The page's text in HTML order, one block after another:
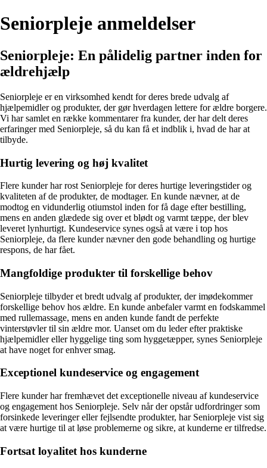
Seniorpleje anmeldelser
Seniorpleje: En pålidelig partner inden for
ældrehjælp
Seniorpleje er en virksomhed kendt for deres brede udvalg af
hjælpemidler og produkter, der gør hverdagen lettere for ældre borgere.
Vi har samlet en række kommentarer fra kunder, der har delt deres
erfaringer med Seniorpleje, så du kan få et indblik i, hvad de har at
tilbyde.
Hurtig levering og høj kvalitet
Flere kunder har rost Seniorpleje for deres hurtige leveringstider og
kvaliteten af de produkter, de modtager. En kunde nævner, at de
modtog en vidunderlig otiumstol inden for få dage efter bestilling,
mens en anden glædede sig over et blødt og varmt tæppe, der blev
leveret lynhurtigt. Kundeservice synes også at være i top hos
Seniorpleje, da flere kunder nævner den gode behandling og hurtige
respons, de har fået.
Mangfoldige produkter til forskellige behov
Seniorpleje tilbyder et bredt udvalg af produkter, der imødekommer
forskellige behov hos ældre. En kunde anbefaler varmt en fodskammel
med rullemassage, mens en anden kunde fandt de perfekte
vinterstøvler til sin ældre mor. Uanset om du leder efter praktiske
hjælpemidler eller hyggelige ting som hyggetæpper, synes Seniorpleje
at have noget for enhver smag.
Exceptionel kundeservice og engagement
Flere kunder har fremhævet det exceptionelle niveau af kundeservice
og engagement hos Seniorpleje. Selv når der opstår udfordringer som
forsinkede leveringer eller fejlsendte produkter, har Seniorpleje vist sig
at være hurtige til at løse problemerne og sikre, at kunderne er tilfredse.
Fortsat loyalitet hos kunderne